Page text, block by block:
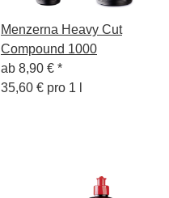
Menzerna Heavy Cut
Compound 1000
ab 8,90 € *
35,60 € pro 1 l